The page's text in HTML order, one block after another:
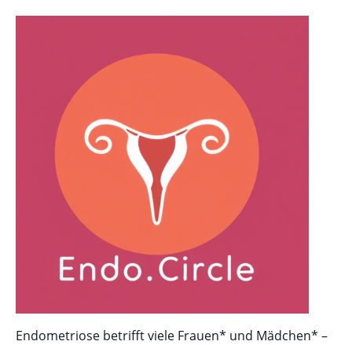
Endometriose betrifft viele Frauen* und Mädchen* –